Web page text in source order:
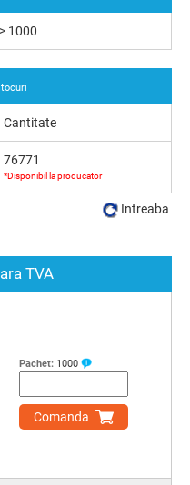
TVA
Pachet: 1000
Comanda
> 1000
Cantitate
76771
*Disponibil la producator
Intreaba